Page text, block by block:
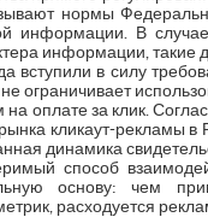
нормы
информации. В
информации,
вступили в силу
оплате за клик.
кликаут-рекламы в
динамика
способ
основу: чем
расходуется